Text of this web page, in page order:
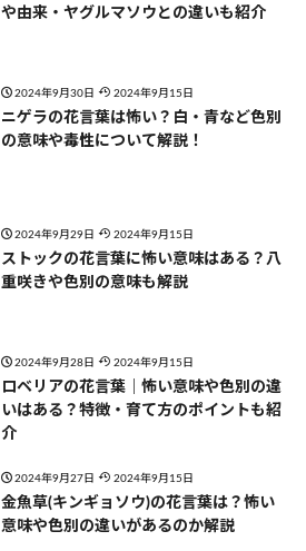
や由来・ヤグルマソウとの違いも紹介
2024年9月30日 2024年9月15日
ニゲラの花言葉は怖い？白・青など色別
の意味や毒性について解説！
2024年9月29日 2024年9月15日
ストックの花言葉に怖い意味はある？八
重咲きや色別の意味も解説
2024年9月28日 2024年9月15日
ロベリアの花言葉｜怖い意味や色別の違
いはある？特徴・育て方のポイントも紹
介
2024年9月27日 2024年9月15日
金魚草(キンギョソウ)の花言葉は？怖い
意味や色別の違いがあるのか解説